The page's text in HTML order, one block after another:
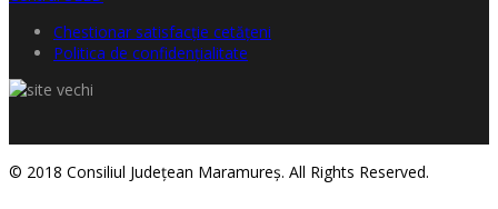
Chestionar satisfacţie cetăţeni
Politica de confidențialitate
© 2018 Consiliul Judeţean Maramureş. All Rights Reserved.